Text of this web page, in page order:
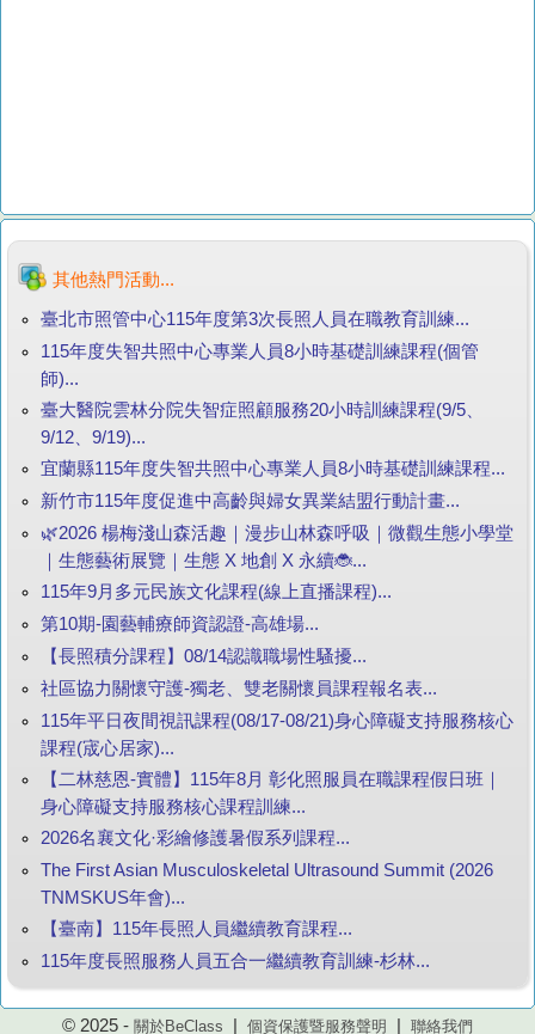
其他熱門活動...
臺北市照管中心115年度第3次長照人員在職教育訓練...
115年度失智共照中心專業人員8小時基礎訓練課程(個管
師)...
臺大醫院雲林分院失智症照顧服務20小時訓練課程(9/5、
9/12、9/19)...
宜蘭縣115年度失智共照中心專業人員8小時基礎訓練課程...
新竹市115年度促進中高齡與婦女異業結盟行動計畫...
🌿2026 楊梅淺山森活趣｜漫步山林森呼吸｜微觀生態小學堂
｜生態藝術展覽｜生態 X 地創 X 永續🐞...
115年9月多元民族文化課程(線上直播課程)...
第10期-園藝輔療師資認證-高雄場...
【長照積分課程】08/14認識職場性騷擾...
社區協力關懷守護-獨老、雙老關懷員課程報名表...
115年平日夜間視訊課程(08/17-08/21)身心障礙支持服務核心
課程(宬心居家)...
【二林慈恩-實體】115年8月 彰化照服員在職課程假日班｜
身心障礙支持服務核心課程訓練...
2026名襄文化·彩繪修護暑假系列課程...
The First Asian Musculoskeletal Ultrasound Summit (2026
TNMSKUS年會)...
【臺南】115年長照人員繼續教育課程...
115年度長照服務人員五合一繼續教育訓練-杉林...
© 2025 - 關於BeClass 個資保護暨服務聲明 聯絡我們